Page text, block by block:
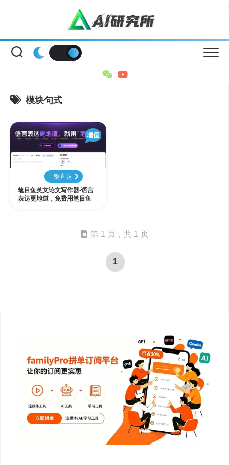
模块句式
增值
一键直达
笔目鱼英文论文写作器-语言
表达更地道，免费用笔目鱼
第 1 页，共 1 页
1